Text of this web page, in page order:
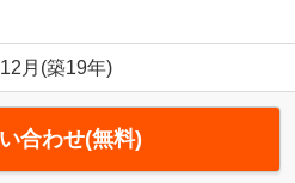
月(築19年)
合わせ(無料)